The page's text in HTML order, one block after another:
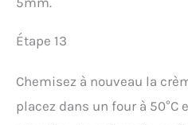
Étape 13
Chemisez à nouveau la
placez dans un four à 50°C